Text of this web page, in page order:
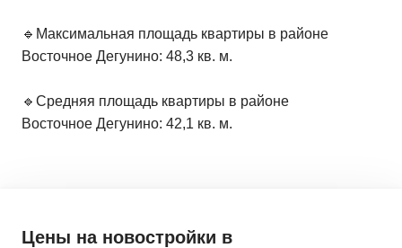
🔹Максимальная площадь квартиры в районе
Восточное Дегунино: 48,3 кв. м.
🔹Средняя площадь квартиры в районе
Восточное Дегунино: 42,1 кв. м.
Цены на новостройки в